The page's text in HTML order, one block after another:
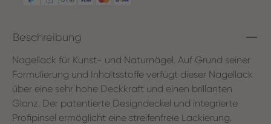
Beschreibung
Nagellack für Kunst- und Naturnägel. Auf Grund seiner
Formulierung und Inhaltsstoffe verfügt dieser Nagellack
über eine sehr hohe Deckkraft und einen brillanten
Glanz. Der patentierte Designdeckel und integrierte
Profipinsel ermöglicht eine streifenfreie Lackierung.